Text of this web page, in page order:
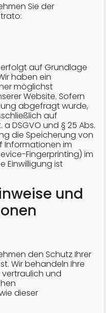
Sie der
auf Grundlage
haben ein
möglichst
Website. Sofern
abgefragt wurde,
auf
a DSGVO und § 25 Abs.
die Speicherung von
Informationen im
Fingerprinting) im
Einwilligung ist
und
den Schutz Ihrer
Wir behandeln Ihre
und
dieser